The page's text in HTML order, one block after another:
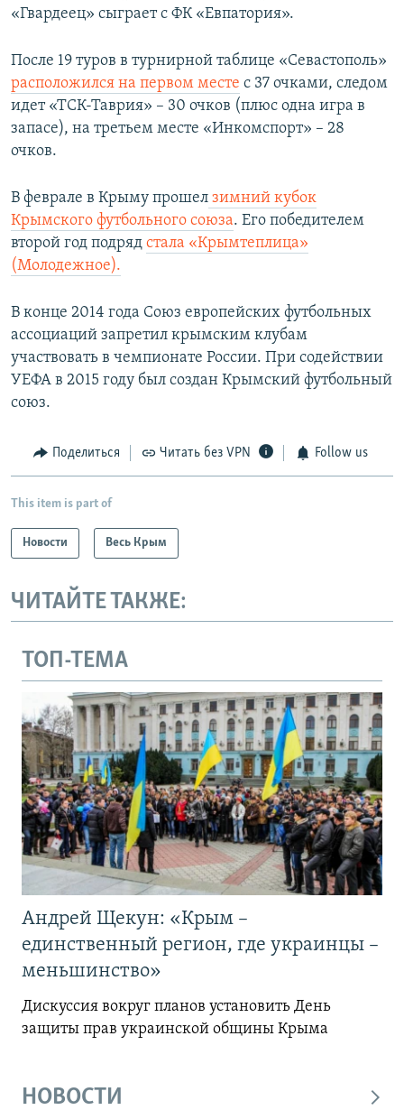
«Гвардеец» сыграет с ФК «Евпатория».
После 19 туров в турнирной таблице «Севастополь»
расположился на первом месте с 37 очками, следом
идет «ТСК-Таврия» – 30 очков (плюс одна игра в
запасе), на третьем месте «Инкомспорт» – 28
очков.
В феврале в Крыму прошел зимний кубок
Крымского футбольного союза. Его победителем
второй год подряд стала «Крымтеплица»
(Молодежное).
В конце 2014 года Союз европейских футбольных
ассоциаций запретил крымским клубам
участвовать в чемпионате России. При содействии
УЕФА в 2015 году был создан Крымский футбольный
союз.
Поделиться Читать без VPN Follow us
This item is part of
Новости Весь Крым
ЧИТАЙТЕ ТАКЖЕ:
ТОП-ТЕМА
Андрей Щекун: «Крым –
единственный регион, где украинцы –
меньшинство»
Дискуссия вокруг планов установить День
защиты прав украинской общины Крыма
НОВОСТИ